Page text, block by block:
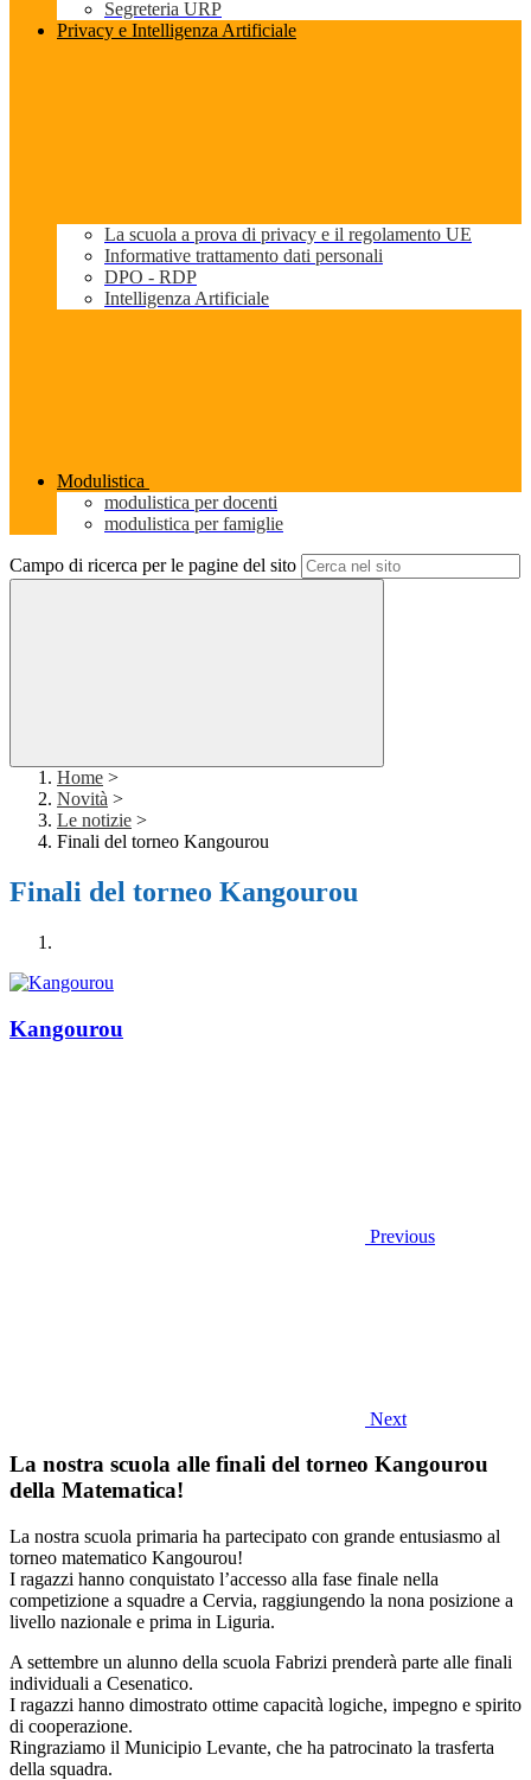
Segreteria URP
Privacy e Intelligenza Artificiale
La scuola a prova di privacy e il regolamento UE
Informative trattamento dati personali
DPO - RDP
Intelligenza Artificiale
Modulistica
modulistica per docenti
modulistica per famiglie
Campo di ricerca per le pagine del sito
Home >
Novità >
Le notizie >
Finali del torneo Kangourou
Finali del torneo Kangourou
Kangourou
Previous
Next
La nostra scuola alle finali del torneo Kangourou
della Matematica!
La nostra scuola primaria ha partecipato con grande entusiasmo al
torneo matematico Kangourou!
I ragazzi hanno conquistato l’accesso alla fase finale nella
competizione a squadre a Cervia, raggiungendo la nona posizione a
livello nazionale e prima in Liguria.
A settembre un alunno della scuola Fabrizi prenderà parte alle finali
individuali a Cesenatico.
I ragazzi hanno dimostrato ottime capacità logiche, impegno e spirito
di cooperazione.
Ringraziamo il Municipio Levante, che ha patrocinato la trasferta
della squadra.